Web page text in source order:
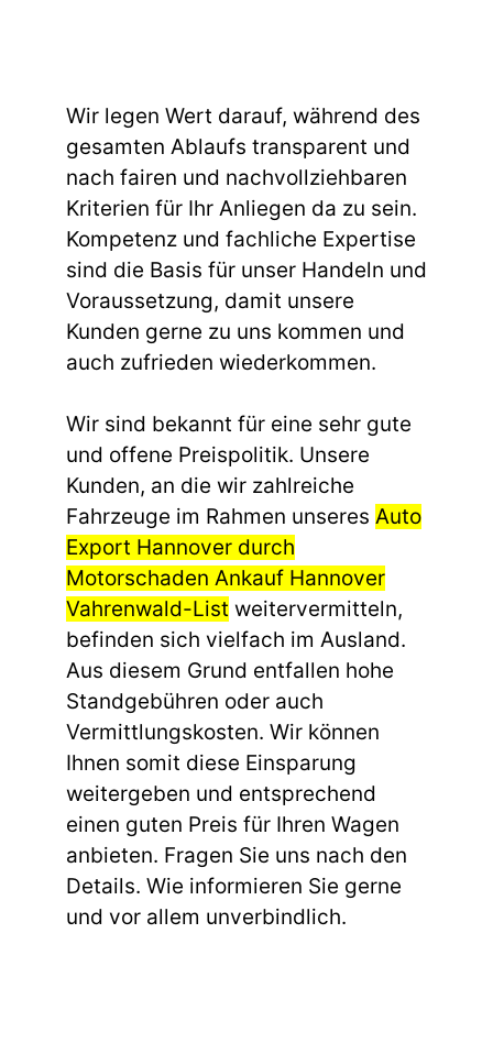
Wir legen Wert darauf, während des
gesamten Ablaufs transparent und
nach fairen und nachvollziehbaren
Kriterien für Ihr Anliegen da zu sein.
Kompetenz und fachliche Expertise
sind die Basis für unser Handeln und
Voraussetzung, damit unsere
Kunden gerne zu uns kommen und
auch zufrieden wiederkommen.
Wir sind bekannt für eine sehr gute
und offene Preispolitik. Unsere
Kunden, an die wir zahlreiche
Fahrzeuge im Rahmen unseres Auto
Export Hannover durch
Motorschaden Ankauf Hannover
Vahrenwald-List weitervermitteln,
befinden sich vielfach im Ausland.
Aus diesem Grund entfallen hohe
Standgebühren oder auch
Vermittlungskosten. Wir können
Ihnen somit diese Einsparung
weitergeben und entsprechend
einen guten Preis für Ihren Wagen
anbieten. Fragen Sie uns nach den
Details. Wie informieren Sie gerne
und vor allem unverbindlich.